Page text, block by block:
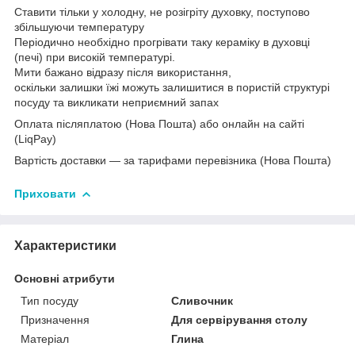
Ставити тільки у холодну, не розігріту духовку, поступово
збільшуючи температуру
Періодично необхідно прогрівати таку кераміку в духовці
(печі) при високій температурі.
Мити бажано відразу після використання,
оскільки залишки їжі можуть залишитися в пористій структурі
посуду та викликати неприємний запах
Оплата післяплатою (Нова Пошта) або онлайн на сайті
(LiqPay)
Вартість доставки — за тарифами перевізника (Нова Пошта)
Приховати
Характеристики
Основні атрибути
Тип посуду
Сливочник
Призначення
Для сервірування столу
Матеріал
Глина